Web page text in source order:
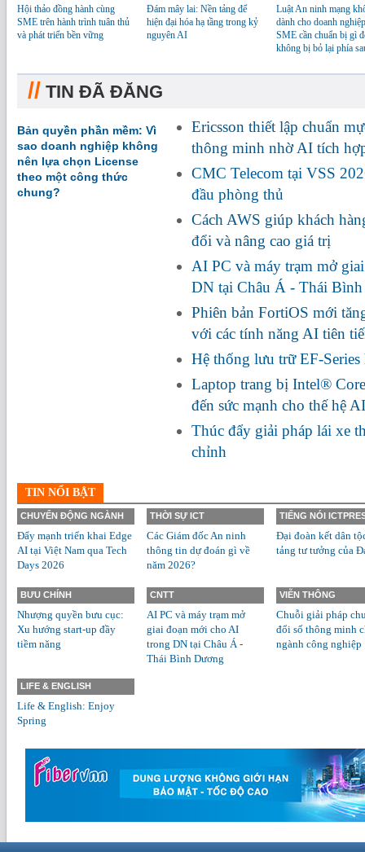
Hội thảo đồng hành cùng
SME trên hành trình tuân thủ
và phát triển bền vững
Đám mây lai: Nền tảng để
hiện đại hóa hạ tầng trong kỷ
nguyên AI
Luật An ninh mạng
dành cho doanh
SME cần chuẩn bị gì
không bị bỏ lại phía
// TIN ĐÃ ĐĂNG
Bản quyền phần mềm: Vì
sao doanh nghiệp không
nên lựa chọn License
theo một công thức
chung?
Ericsson thiết lập chuẩn
thông minh nhờ AI tích
CMC Telecom tại VSS
đầu phòng thủ
Cách AWS giúp khách
đổi và nâng cao giá trị
AI PC và máy trạm mở
DN tại Châu Á - Thái
Phiên bản FortiOS mới
với các tính năng AI tiên
Hệ thống lưu trữ EF-
Laptop trang bị Intel®
đến sức mạnh cho thế hệ
Thúc đẩy giải pháp lái xe
chỉnh
TIN NỔI BẬT
CHUYỂN ĐỘNG NGÀNH
Đẩy mạnh triển khai Edge
AI tại Việt Nam qua Tech
Days 2026
THỜI SỰ ICT
Các Giám đốc An ninh
thông tin dự đoán gì về
năm 2026?
TIẾNG NÓI
Đại đoàn kết dân
tảng tư tưởng của
BƯU CHÍNH
Nhượng quyền bưu cục:
Xu hướng start-up đầy
tiềm năng
CNTT
AI PC và máy trạm mở
giai đoạn mới cho AI
trong DN tại Châu Á -
Thái Bình Dương
VIỄN THÔNG
Chuỗi giải pháp
đổi số thông minh
ngành công nghiệp
LIFE & ENGLISH
Life & English: Enjoy
Spring